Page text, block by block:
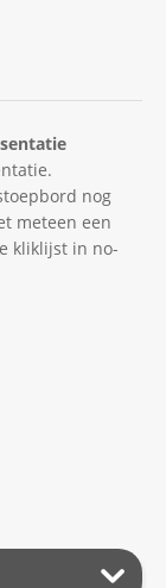
nog
meteen een
kliklijst in no-